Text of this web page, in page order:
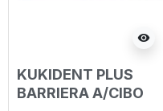
visibility
KUKIDENT PLUS
BARRIERA A/CIBO